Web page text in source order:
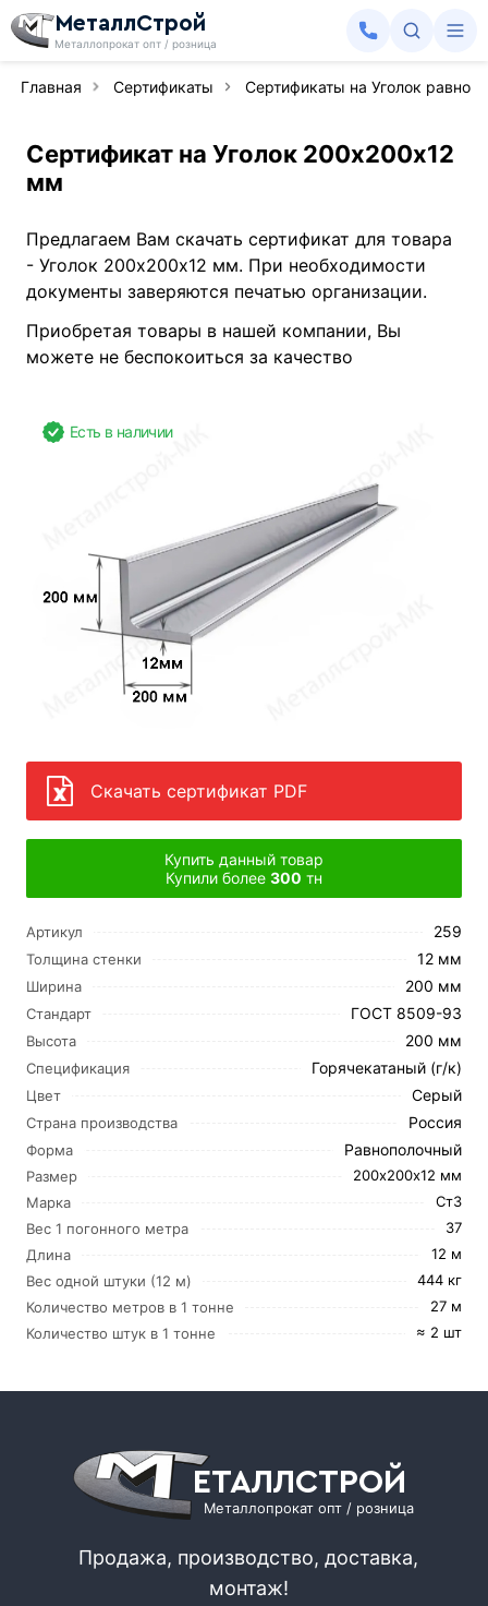
МеталлСтрой
Металлопрокат опт / розница
Главная Сертификаты Сертификаты на Уголок
Сертификат на Уголок 200х200х12
мм
Предлагаем Вам скачать сертификат для товара
- Уголок 200х200х12 мм. При необходимости
документы заверяются печатью организации.
Приобретая товары в нашей компании, Вы
можете не беспокоиться за качество
Есть в наличии
Скачать сертификат PDF
Купить данный товар
Купили более 300 тн
Артикул 259
Толщина стенки 12 мм
Ширина 200 мм
Стандарт ГОСТ 8509-93
Высота 200 мм
Спецификация Горячекатаный (г/к)
Цвет Серый
Страна производства Россия
Форма Равнополочный
Размер
200х200х12 мм
Марка
Ст3
Вес 1 погонного метра
37
Длина
12 м
Вес одной штуки (12 м)
444 кг
Количество метров в 1 тонне
27 м
Количество штук в 1 тонне
≈ 2 шт
ЕТАЛЛСТРОЙ
Металлопрокат опт / розница
Продажа, производство, доставка,
монтаж!